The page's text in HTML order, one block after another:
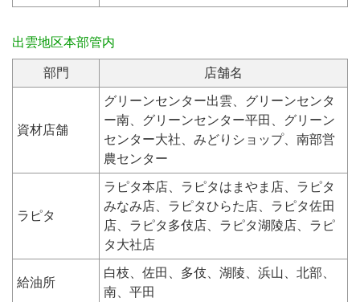
出雲地区本部管内
部門 店舗名
資材店舗
グリーンセンター出雲、グリーンセンタ
ー南、グリーンセンター平田、グリーン
センター大社、みどりショップ、南部営
農センター
ラピタ
ラピタ本店、ラピタはまやま店、ラピタ
みなみ店、ラピタひらた店、ラピタ佐田
店、ラピタ多伎店、ラピタ湖陵店、ラピ
タ大社店
給油所
白枝、佐田、多伎、湖陵、浜山、北部、
南、平田